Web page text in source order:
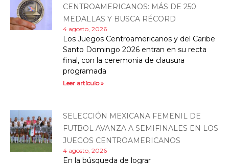
CENTROAMERICANOS: MÁS DE 250
MEDALLAS Y BUSCA RÉCORD
4 agosto, 2026
Los Juegos Centroamericanos y del Caribe
Santo Domingo 2026 entran en su recta
final, con la ceremonia de clausura
programada
Leer artículo »
SELECCIÓN MEXICANA FEMENIL DE
FUTBOL AVANZA A SEMIFINALES EN LOS
JUEGOS CENTROAMERICANOS
4 agosto, 2026
En la búsqueda de lograr